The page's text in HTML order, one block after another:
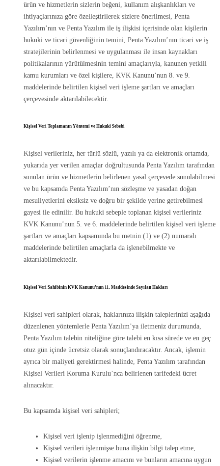
ürün ve hizmetlerin sizlerin beğeni, kullanım alışkanlıkları ve
ihtiyaçlarınıza göre özelleştirilerek sizlere önerilmesi, Penta
Yazılım’nın ve Penta Yazılım ile iş ilişkisi içerisinde olan kişilerin
hukuki ve ticari güvenliğinin temini, Penta Yazılım’nın ticari ve iş
stratejilerinin belirlenmesi ve uygulanması ile insan kaynakları
politikalarının yürütülmesinin temini amaçlarıyla, kanunen yetkili
kamu kurumları ve özel kişilere, KVK Kanunu’nun 8. ve 9.
maddelerinde belirtilen kişisel veri işleme şartları ve amaçları
çerçevesinde aktarılabilecektir.
Kişisel Veri Toplamanın Yöntemi ve Hukuki Sebebi
Kişisel verileriniz, her türlü sözlü, yazılı ya da elektronik ortamda,
yukarıda yer verilen amaçlar doğrultusunda Penta Yazılım tarafından
sunulan ürün ve hizmetlerin belirlenen yasal çerçevede sunulabilmesi
ve bu kapsamda Penta Yazılım’nın sözleşme ve yasadan doğan
mesuliyetlerini eksiksiz ve doğru bir şekilde yerine getirebilmesi
gayesi ile edinilir. Bu hukuki sebeple toplanan kişisel verileriniz
KVK Kanunu’nun 5. ve 6. maddelerinde belirtilen kişisel veri işleme
şartları ve amaçları kapsamında bu metnin (1) ve (2) numaralı
maddelerinde belirtilen amaçlarla da işlenebilmekte ve
aktarılabilmektedir.
Kişisel Veri Sahibinin KVK Kanunu’nun 11. Maddesinde Sayılan Hakları
Kişisel veri sahipleri olarak, haklarınıza ilişkin taleplerinizi aşağıda
düzenlenen yöntemlerle Penta Yazılım’ya iletmeniz durumunda,
Penta Yazılım talebin niteliğine göre talebi en kısa sürede ve en geç
otuz gün içinde ücretsiz olarak sonuçlandıracaktır. Ancak, işlemin
ayrıca bir maliyeti gerektirmesi halinde, Penta Yazılım tarafından
Kişisel Verileri Koruma Kurulu’nca belirlenen tarifedeki ücret
alınacaktır.
Bu kapsamda kişisel veri sahipleri;
Kişisel veri işlenip işlenmediğini öğrenme,
Kişisel verileri işlenmişse buna ilişkin bilgi talep etme,
Kişisel verilerin işlenme amacını ve bunların amacına uygun